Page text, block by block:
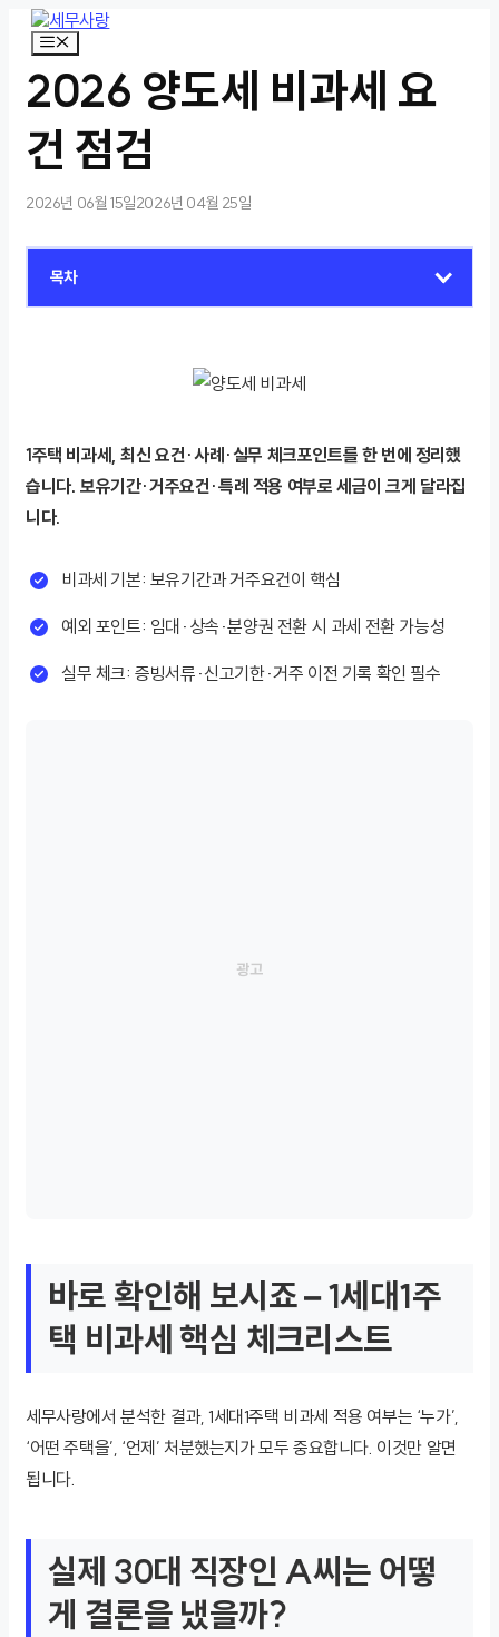
메
뉴
2026 양도세 비과세 요
건 점검
2026년 06월 15일2026년 04월 25일
목차
1주택 비과세, 최신 요건·사례·실무 체크포인트를 한 번에 정리했
습니다. 보유기간·거주요건·특례 적용 여부로 세금이 크게 달라집
니다.
비과세 기본: 보유기간과 거주요건이 핵심
예외 포인트: 임대·상속·분양권 전환 시 과세 전환 가능성
실무 체크: 증빙서류·신고기한·거주 이전 기록 확인 필수
바로 확인해 보시죠 – 1세대1주
택 비과세 핵심 체크리스트
세무사랑에서 분석한 결과, 1세대1주택 비과세 적용 여부는 ‘누가’,
‘어떤 주택을’, ‘언제’ 처분했는지가 모두 중요합니다. 이것만 알면
됩니다.
실제 30대 직장인 A씨는 어떻
게 결론을 냈을까?